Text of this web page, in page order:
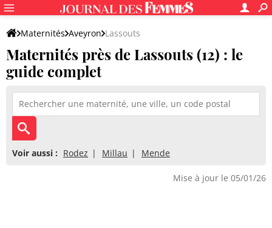
Maternités Aveyron Lassouts
Maternités près de Lassouts (12) : le
guide complet
Voir aussi : Rodez Millau Mende
Mise à jour le 05/01/26